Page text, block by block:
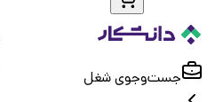
جست‌و‌جوی شغل